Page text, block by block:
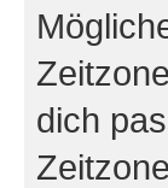
dich